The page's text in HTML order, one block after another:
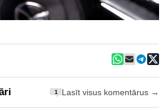
1 Lasīt visus komentārus →